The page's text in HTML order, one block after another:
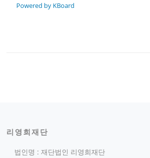
Powered by KBoard
리영희재단
법인명 : 재단법인 리영희재단